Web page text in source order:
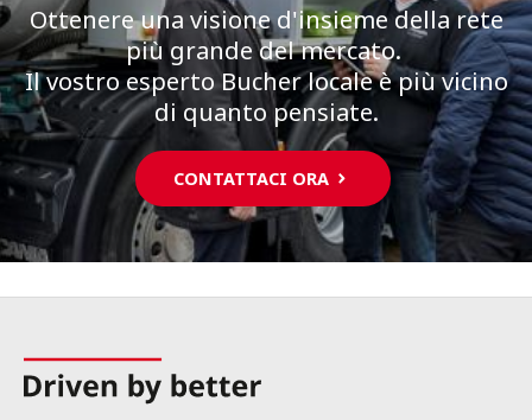
Ottenere una visione d'insieme della rete
più grande del mercato.
Il vostro esperto Bucher locale è più vicino
di quanto pensiate.
CONTATTACI ORA